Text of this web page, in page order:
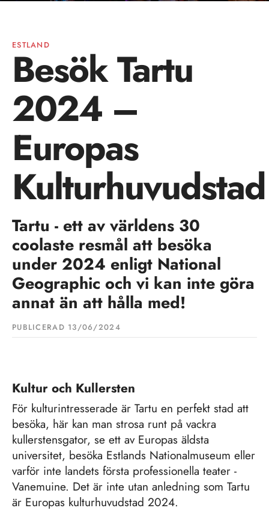
ESTLAND
Besök Tartu
2024 –
Europas
Kulturhuvudstad
Tartu - ett av världens 30
coolaste resmål att besöka
under 2024 enligt National
Geographic och vi kan inte göra
annat än att hålla med!
PUBLICERAD 13/06/2024
Kultur och Kullersten
För kulturintresserade är Tartu en perfekt stad att
besöka, här kan man strosa runt på vackra
kullerstensgator, se ett av Europas äldsta
universitet, besöka Estlands Nationalmuseum eller
varför inte landets första professionella teater -
Vanemuine. Det är inte utan anledning som Tartu
är Europas kulturhuvudstad 2024.